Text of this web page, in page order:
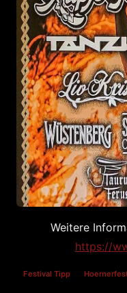
Weitere
https://
Festival Tipp